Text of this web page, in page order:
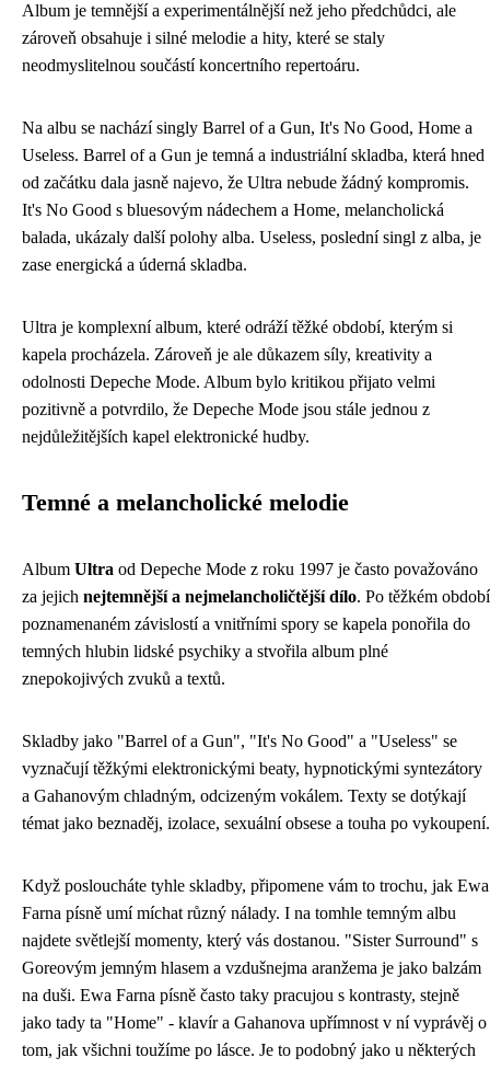
Album je temnější a experimentálnější než jeho předchůdci, ale
zároveň obsahuje i silné melodie a hity, které se staly
neodmyslitelnou součástí koncertního repertoáru.
Na albu se nachází singly Barrel of a Gun, It's No Good, Home a
Useless. Barrel of a Gun je temná a industriální skladba, která hned
od začátku dala jasně najevo, že Ultra nebude žádný kompromis.
It's No Good s bluesovým nádechem a Home, melancholická
balada, ukázaly další polohy alba. Useless, poslední singl z alba, je
zase energická a úderná skladba.
Ultra je komplexní album, které odráží těžké období, kterým si
kapela procházela. Zároveň je ale důkazem síly, kreativity a
odolnosti Depeche Mode. Album bylo kritikou přijato velmi
pozitivně a potvrdilo, že Depeche Mode jsou stále jednou z
nejdůležitějších kapel elektronické hudby.
Temné a melancholické melodie
Album Ultra od Depeche Mode z roku 1997 je často považováno
za jejich nejtemnější a nejmelancholičtější dílo. Po těžkém období
poznamenaném závislostí a vnitřními spory se kapela ponořila do
temných hlubin lidské psychiky a stvořila album plné
znepokojivých zvuků a textů.
Skladby jako "Barrel of a Gun", "It's No Good" a "Useless" se
vyznačují těžkými elektronickými beaty, hypnotickými syntezátory
a Gahanovým chladným, odcizeným vokálem. Texty se dotýkají
témat jako beznaděj, izolace, sexuální obsese a touha po vykoupení.
Když posloucháte tyhle skladby, připomene vám to trochu, jak Ewa
Farna písně umí míchat různý nálady. I na tomhle temným albu
najdete světlejší momenty, který vás dostanou. "Sister Surround" s
Goreovým jemným hlasem a vzdušnejma aranžema je jako balzám
na duši. Ewa Farna písně často taky pracujou s kontrasty, stejně
jako tady ta "Home" - klavír a Gahanova upřímnost v ní vyprávěj o
tom, jak všichni toužíme po lásce. Je to podobný jako u některých